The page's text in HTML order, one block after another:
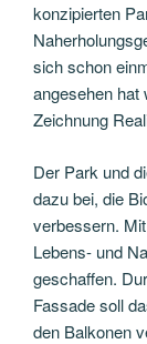
konzipierten
sich schon
angesehen hat
Zeichnung
Der Park und
dazu bei, die
verbessern.
Lebens- und
geschaffen.
Fassade soll
den Balkonen